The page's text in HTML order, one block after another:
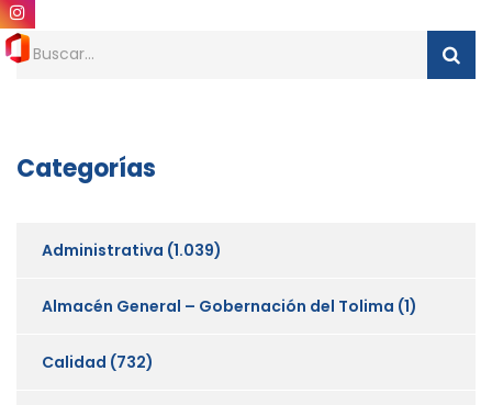
Categorías
Administrativa (1.039)
Almacén General – Gobernación del Tolima (1)
Calidad (732)